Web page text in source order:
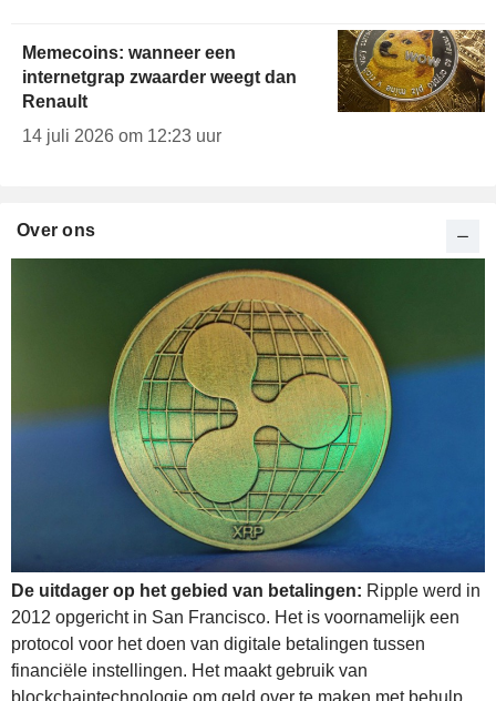
Memecoins: wanneer een
internetgrap zwaarder weegt dan
Renault
14 juli 2026 om 12:23 uur
Over ons
De uitdager op het gebied van betalingen: Ripple werd in
2012 opgericht in San Francisco. Het is voornamelijk een
protocol voor het doen van digitale betalingen tussen
financiële instellingen. Het maakt gebruik van
blockchaintechnologie om geld over te maken met behulp